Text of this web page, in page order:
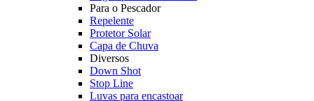
Para o Pescador
Repelente
Protetor Solar
Capa de Chuva
Diversos
Down Shot
Stop Line
Luvas para encastoar